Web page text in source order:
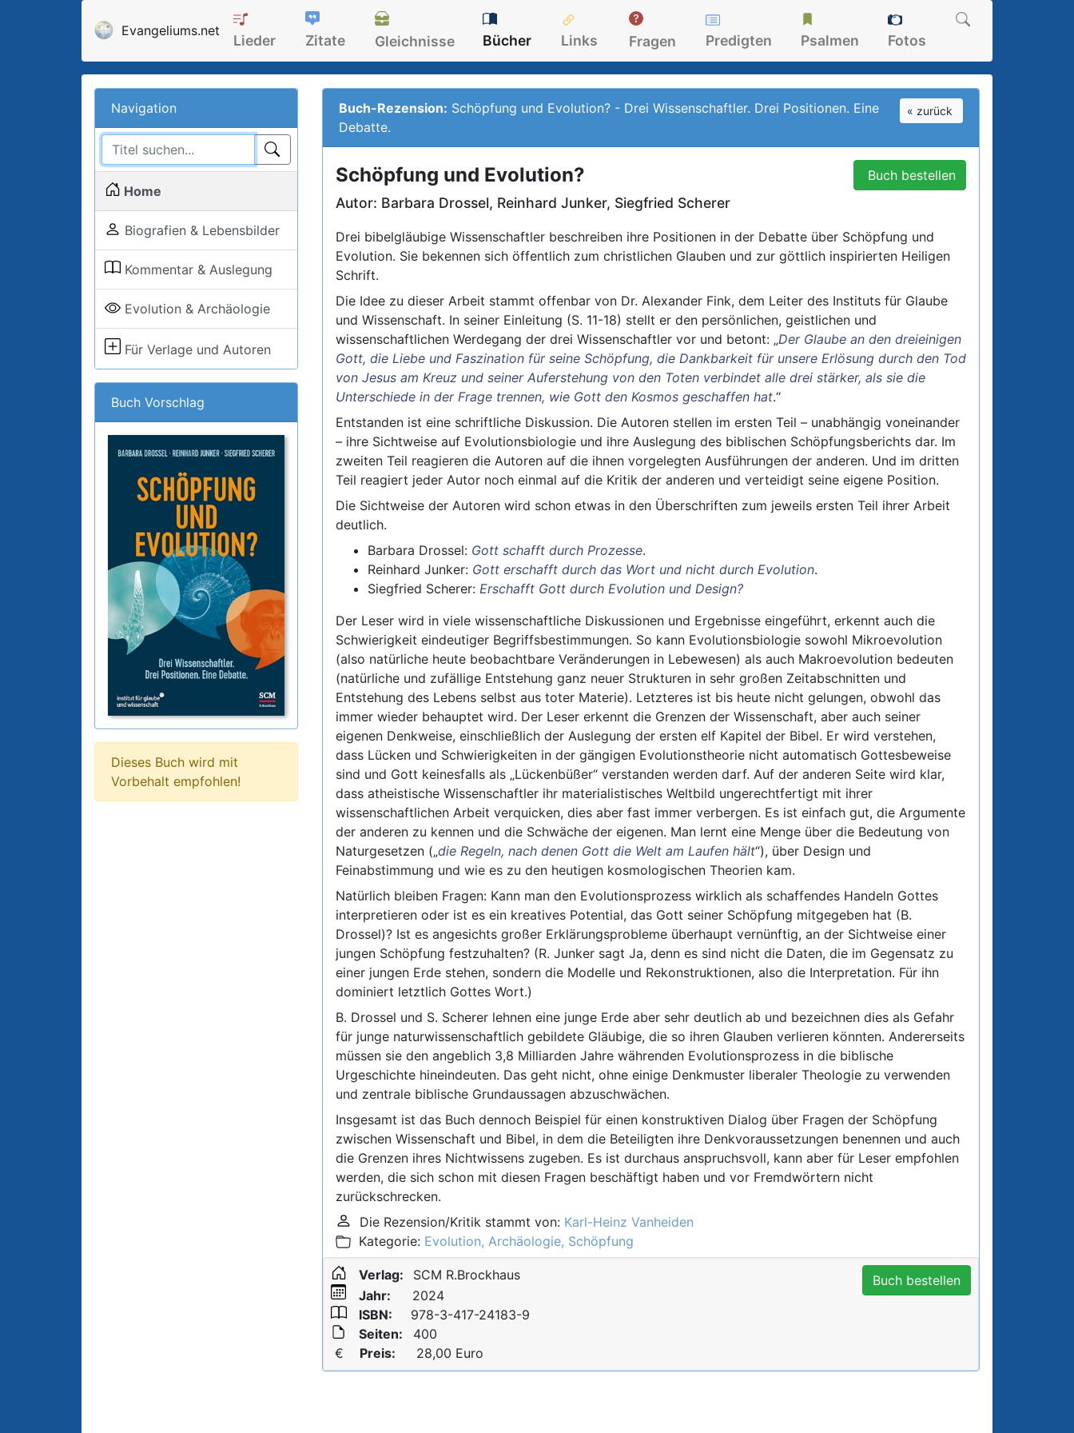
Evangeliums.net
Lieder Zitate Gleichnisse Bücher Links Fragen Predigten Psalmen Fotos
Navigation
Home
Biografien & Lebensbilder
Kommentar & Auslegung
Evolution & Archäologie
Für Verlage und Autoren
Buch Vorschlag
Dieses Buch wird mit
Vorbehalt empfohlen!
« zurück
Buch-Rezension: Schöpfung und Evolution? - Drei Wissenschaftler. Drei Positionen. Eine
Debatte.
Buch bestellen
Schöpfung und Evolution?
Autor: Barbara Drossel, Reinhard Junker, Siegfried Scherer
Drei bibelgläubige Wissenschaftler beschreiben ihre Positionen in der Debatte über Schöpfung und
Evolution. Sie bekennen sich öffentlich zum christlichen Glauben und zur göttlich inspirierten Heiligen
Schrift.
Die Idee zu dieser Arbeit stammt offenbar von Dr. Alexander Fink, dem Leiter des Instituts für Glaube
und Wissenschaft. In seiner Einleitung (S. 11-18) stellt er den persönlichen, geistlichen und
wissenschaftlichen Werdegang der drei Wissenschaftler vor und betont: „Der Glaube an den dreieinigen
Gott, die Liebe und Faszination für seine Schöpfung, die Dankbarkeit für unsere Erlösung durch den Tod
von Jesus am Kreuz und seiner Auferstehung von den Toten verbindet alle drei stärker, als sie die
Unterschiede in der Frage trennen, wie Gott den Kosmos geschaffen hat.“
Entstanden ist eine schriftliche Diskussion. Die Autoren stellen im ersten Teil – unabhängig voneinander
– ihre Sichtweise auf Evolutionsbiologie und ihre Auslegung des biblischen Schöpfungsberichts dar. Im
zweiten Teil reagieren die Autoren auf die ihnen vorgelegten Ausführungen der anderen. Und im dritten
Teil reagiert jeder Autor noch einmal auf die Kritik der anderen und verteidigt seine eigene Position.
Die Sichtweise der Autoren wird schon etwas in den Überschriften zum jeweils ersten Teil ihrer Arbeit
deutlich.
Barbara Drossel: Gott schafft durch Prozesse.
Reinhard Junker: Gott erschafft durch das Wort und nicht durch Evolution.
Siegfried Scherer: Erschafft Gott durch Evolution und Design?
Der Leser wird in viele wissenschaftliche Diskussionen und Ergebnisse eingeführt, erkennt auch die
Schwierigkeit eindeutiger Begriffsbestimmungen. So kann Evolutionsbiologie sowohl Mikroevolution
(also natürliche heute beobachtbare Veränderungen in Lebewesen) als auch Makroevolution bedeuten
(natürliche und zufällige Entstehung ganz neuer Strukturen in sehr großen Zeitabschnitten und
Entstehung des Lebens selbst aus toter Materie). Letzteres ist bis heute nicht gelungen, obwohl das
immer wieder behauptet wird. Der Leser erkennt die Grenzen der Wissenschaft, aber auch seiner
eigenen Denkweise, einschließlich der Auslegung der ersten elf Kapitel der Bibel. Er wird verstehen,
dass Lücken und Schwierigkeiten in der gängigen Evolutionstheorie nicht automatisch Gottesbeweise
sind und Gott keinesfalls als „Lückenbüßer“ verstanden werden darf. Auf der anderen Seite wird klar,
dass atheistische Wissenschaftler ihr materialistisches Weltbild ungerechtfertigt mit ihrer
wissenschaftlichen Arbeit verquicken, dies aber fast immer verbergen. Es ist einfach gut, die Argumente
der anderen zu kennen und die Schwäche der eigenen. Man lernt eine Menge über die Bedeutung von
Naturgesetzen („die Regeln, nach denen Gott die Welt am Laufen hält“), über Design und
Feinabstimmung und wie es zu den heutigen kosmologischen Theorien kam.
Natürlich bleiben Fragen: Kann man den Evolutionsprozess wirklich als schaffendes Handeln Gottes
interpretieren oder ist es ein kreatives Potential, das Gott seiner Schöpfung mitgegeben hat (B.
Drossel)? Ist es angesichts großer Erklärungsprobleme überhaupt vernünftig, an der Sichtweise einer
jungen Schöpfung festzuhalten? (R. Junker sagt Ja, denn es sind nicht die Daten, die im Gegensatz zu
einer jungen Erde stehen, sondern die Modelle und Rekonstruktionen, also die Interpretation. Für ihn
dominiert letztlich Gottes Wort.)
B. Drossel und S. Scherer lehnen eine junge Erde aber sehr deutlich ab und bezeichnen dies als Gefahr
für junge naturwissenschaftlich gebildete Gläubige, die so ihren Glauben verlieren könnten. Andererseits
müssen sie den angeblich 3,8 Milliarden Jahre währenden Evolutionsprozess in die biblische
Urgeschichte hineindeuten. Das geht nicht, ohne einige Denkmuster liberaler Theologie zu verwenden
und zentrale biblische Grundaussagen abzuschwächen.
Insgesamt ist das Buch dennoch Beispiel für einen konstruktiven Dialog über Fragen der Schöpfung
zwischen Wissenschaft und Bibel, in dem die Beteiligten ihre Denkvoraussetzungen benennen und auch
die Grenzen ihres Nichtwissens zugeben. Es ist durchaus anspruchsvoll, kann aber für Leser empfohlen
werden, die sich schon mit diesen Fragen beschäftigt haben und vor Fremdwörtern nicht
zurückschrecken.
Die Rezension/Kritik stammt von: Karl-Heinz Vanheiden
Kategorie: Evolution, Archäologie, Schöpfung
Buch bestellen
Verlag:
SCM R.Brockhaus
Jahr:
2024
ISBN:
978-3-417-24183-9
Seiten:
400
€ Preis: 28,00 Euro